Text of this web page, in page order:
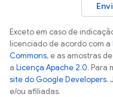
Exceto em caso de
licenciado de acordo com a
Commons, e as amostras
a Licença Apache 2.0. Para
site do Google Developers.
e/ou afiliadas.